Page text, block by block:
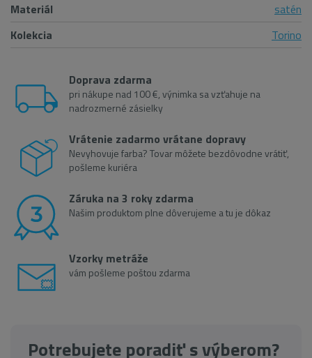
Materiál
satén
Kolekcia
Torino
Doprava zdarma
pri nákupe nad 100 €, výnimka sa vzťahuje na
nadrozmerné zásielky
Vrátenie zadarmo vrátane dopravy
Nevyhovuje farba? Tovar môžete bezdôvodne vrátiť,
pošleme kuriéra
Záruka na 3 roky zdarma
Našim produktom plne dôverujeme a tu je dôkaz
Vzorky metráže
vám pošleme poštou zdarma
Potrebujete poradiť s výberom?